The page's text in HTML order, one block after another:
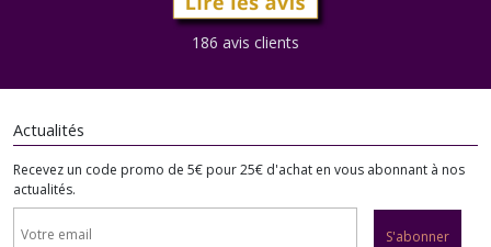
186 avis clients
Actualités
Recevez un code promo de 5€ pour 25€ d'achat en vous abonnant à nos
actualités.
S'abonner